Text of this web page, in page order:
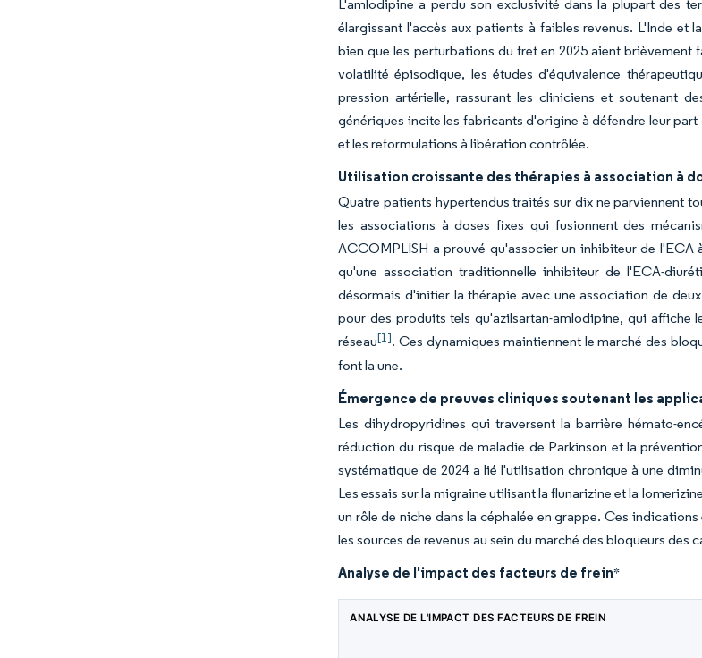
L'amlodipine a perdu son exclusivité dans la plupart des
élargissant l'accès aux patients à faibles revenus. L'Inde
bien que les perturbations du fret en 2025 aient
volatilité épisodique, les études d'équivalence
pression artérielle, rassurant les cliniciens et soutenant
génériques incite les fabricants d'origine à défendre leur
et les reformulations à libération contrôlée.
Utilisation croissante des thérapies à association à
Quatre patients hypertendus traités sur dix ne parviennent
les associations à doses fixes qui fusionnent des
ACCOMPLISH a prouvé qu'associer un inhibiteur de
qu'une association traditionnelle inhibiteur de l'ECA-
désormais d'initier la thérapie avec une association de
pour des produits tels qu'azilsartan-amlodipine, qui affiche
réseau[1]. Ces dynamiques maintiennent le marché des
font la une.
Émergence de preuves cliniques soutenant les
Les dihydropyridines qui traversent la barrière hémato-
réduction du risque de maladie de Parkinson et la
systématique de 2024 a lié l'utilisation chronique à une
Les essais sur la migraine utilisant la flunarizine et la
un rôle de niche dans la céphalée en grappe. Ces
les sources de revenus au sein du marché des bloqueurs des
Analyse de l'impact des facteurs de frein*
ANALYSE DE L'IMPACT DES FACTEURS DE FREIN